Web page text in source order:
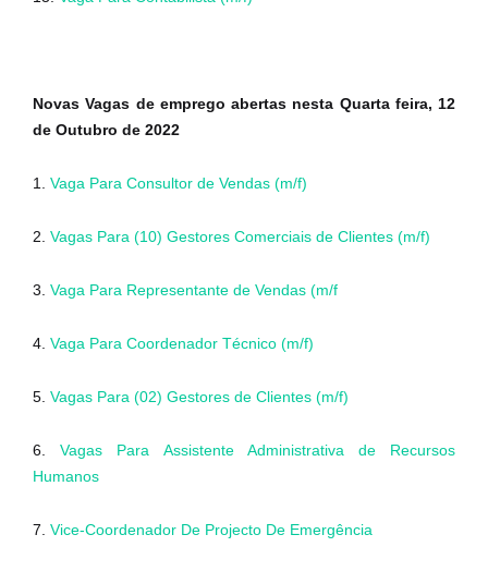
Novas Vagas de emprego abertas nesta Quarta feira, 12
de Outubro de 2022
1. Vaga Para Consultor de Vendas (m/f)
2. Vagas Para (10) Gestores Comerciais de Clientes (m/f)
3. Vaga Para Representante de Vendas (m/f
4. Vaga Para Coordenador Técnico (m/f)
5. Vagas Para (02) Gestores de Clientes (m/f)
6.Vagas Para Assistente Administrativa de Recursos
Humanos
7. Vice-Coordenador De Projecto De Emergência